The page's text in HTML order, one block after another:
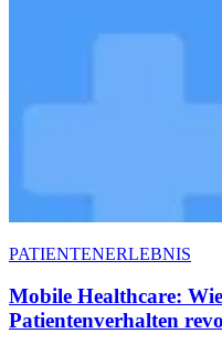
PATIENTENERLEBNIS
Mobile Healthcare:
Patientenverhalten